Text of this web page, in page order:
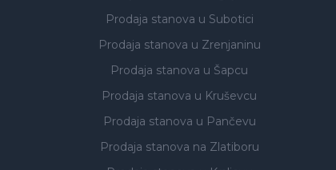
Prodaja stanova u Subotici
Prodaja stanova u Zrenjaninu
Prodaja stanova u Šapcu
Prodaja stanova u Kruševcu
Prodaja stanova u Pančevu
Prodaja stanova na Zlatiboru